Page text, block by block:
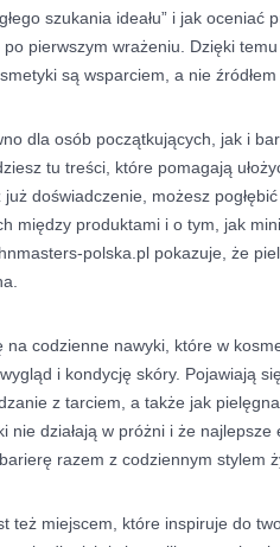
szukania ideału” i jak
pierwszym wrażeniu. Dzięki
są wsparciem, a nie
dla osób początkujących, jak i
tu treści, które pomagają
doświadczenie, możesz
między produktami i o tym, jak
polska.pl pokazuje, że
na codzienne nawyki, które w
i kondycję skóry. Pojawiają
z tarciem, a także jak
nie działają w próżni i że
razem z codziennym stylem
też miejscem, które inspiruje do